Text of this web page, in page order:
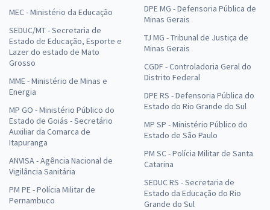
MEC - Ministério da Educação
SEDUC/MT - Secretaria de
Estado de Educação, Esporte e
Lazer do estado de Mato
Grosso
MME - Ministério de Minas e
Energia
MP GO - Ministério Público do
Estado de Goiás - Secretário
Auxiliar da Comarca de
Itapuranga
ANVISA - Agência Nacional de
Vigilância Sanitária
PM PE - Polícia Militar de
Pernambuco
DPE MG - Defensoria Pública de
Minas Gerais
TJ MG - Tribunal de Justiça de
Minas Gerais
CGDF - Controladoria Geral do
Distrito Federal
DPE RS - Defensoria Pública do
Estado do Rio Grande do Sul
MP SP - Ministério Público do
Estado de São Paulo
PM SC - Polícia Militar de Santa
Catarina
SEDUC RS - Secretaria de
Estado da Educação do Rio
Grande do Sul